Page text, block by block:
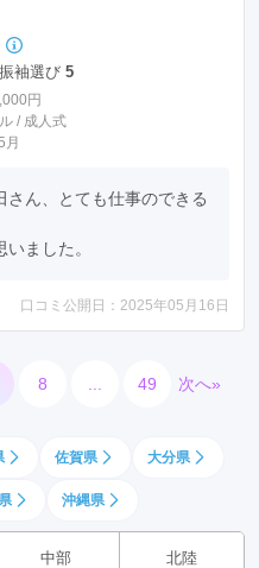
振袖選び 5
円
/ 成人式
月
ん、とても仕事のできる
ました。
口コミ公開日：2025年05月16日
8 49 次へ»
佐賀県 大分県
沖縄県
中部 北陸